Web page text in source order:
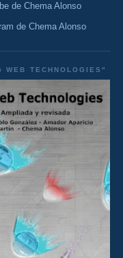
de Chema Alonso
de Chema Alonso
WEB TECHNOLOGIES"